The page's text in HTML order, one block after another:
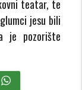
teatar, te
jesu bili
je pozorište